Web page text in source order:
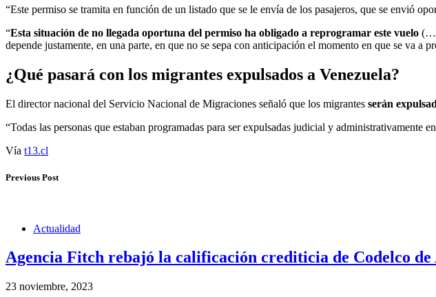
“Este permiso se tramita en función de un listado que se le envía de los pasajeros, que se envió
“Esta situación de no llegada oportuna del permiso ha obligado a reprogramar este vuelo (…)
depende justamente, en una parte, en que no se sepa con anticipación el momento en que se va a
¿Qué pasará con los migrantes expulsados a Venezuela?
El director nacional del Servicio Nacional de Migraciones señaló que los migrantes serán
“Todas las personas que estaban programadas para ser expulsadas judicial y administrativamente
Vía t13.cl
Previous Post
Actualidad
Agencia Fitch rebajó la calificación crediticia de Codelco
23 noviembre, 2023